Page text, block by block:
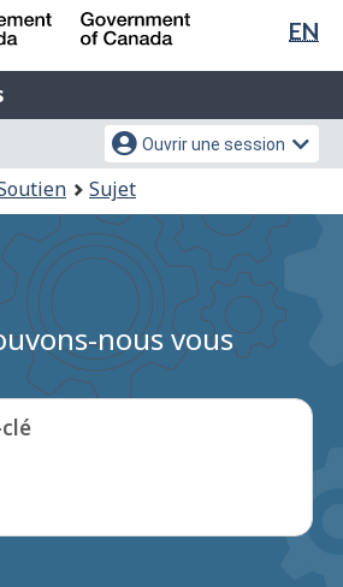
Passer
principal
Passer
version
HTML
simplifiée
de
EN
Ouvrir une session
Sujet
nous vous